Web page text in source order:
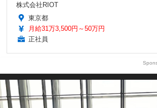
株式会社RIOT
東京都
月給31万3,500円～50万円
正社員